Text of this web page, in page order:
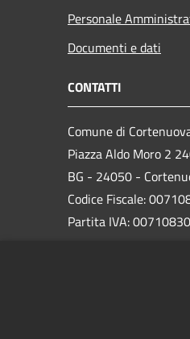
Personale
Documenti e dati
CONTATTI
Comune di
Piazza Aldo Moro 2
BG - 24050 -
Codice Fiscale:
Partita IVA: